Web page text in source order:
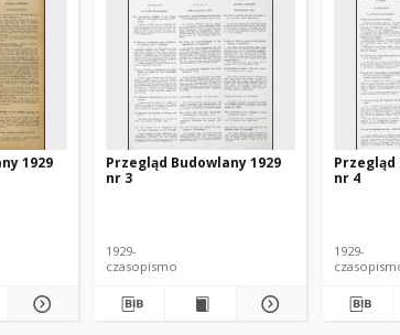
1929
Przegląd Budowlany 1929
nr 3
1929-
czasopismo
Przegląd
nr 4
1929-